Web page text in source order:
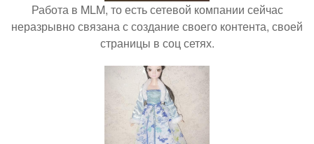
Работа в MLM, то есть сетевой компании сейчас
неразрывно связана с создание своего контента, своей
страницы в соц сетях.